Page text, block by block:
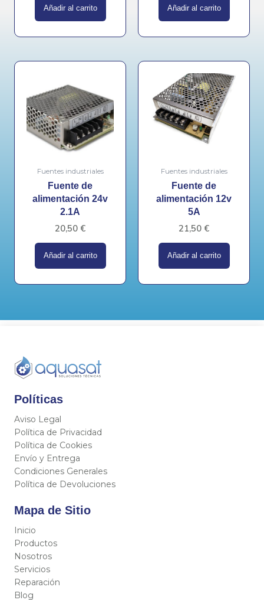
Añadir al carrito Añadir al carrito
Fuentes industriales
Fuente de
alimentación 24v
2.1A
20,50 €
Añadir al carrito
Fuentes industriales
Fuente de
alimentación 12v
5A
21,50 €
Añadir al carrito
Políticas
Aviso Legal
Política de Privacidad
Política de Cookies
Envío y Entrega
Condiciones Generales
Política de Devoluciones
Mapa de Sitio
Inicio
Productos
Nosotros
Servicios
Reparación
Blog